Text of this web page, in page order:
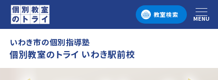
教室検索
メニュー
MENU
いわき市の個別指導塾
個別教室のトライ いわき駅前校